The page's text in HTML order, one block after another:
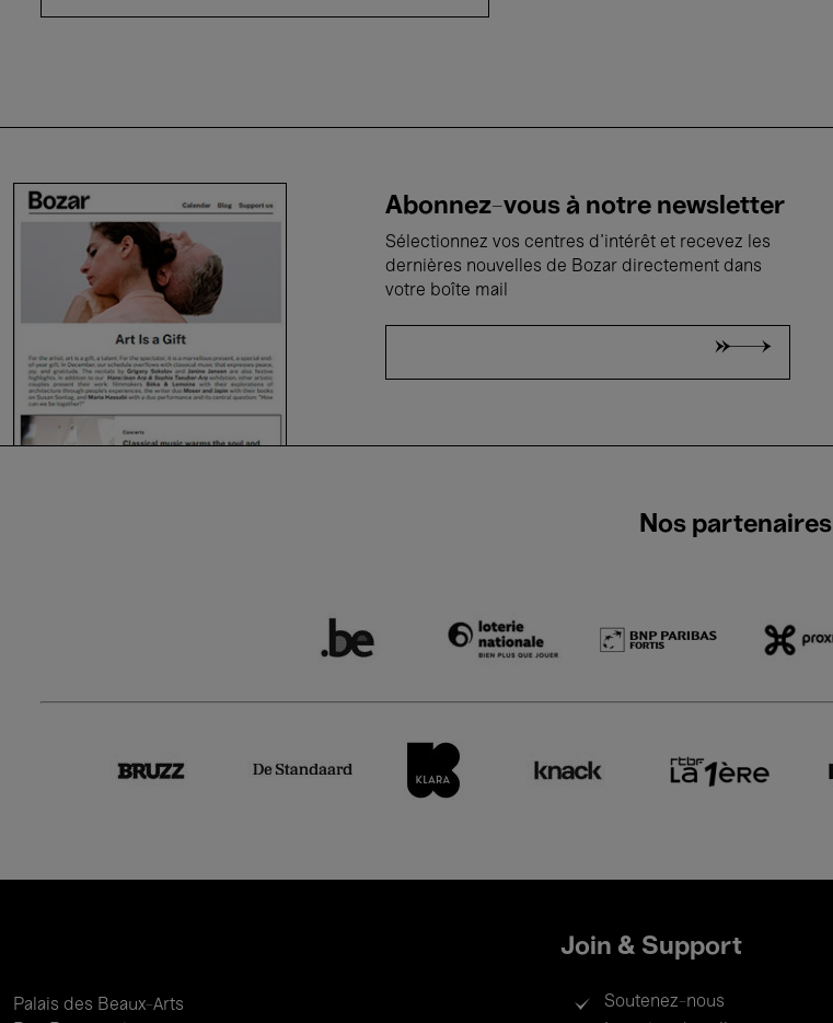
Abonnez-vous à notre newsletter
Sélectionnez vos centres d'intérêt et recevez les
dernières nouvelles de Bozar directement dans
votre boîte mail
Nos partenaires
Palais des Beaux-Arts
Join & Support
Soutenez-nous